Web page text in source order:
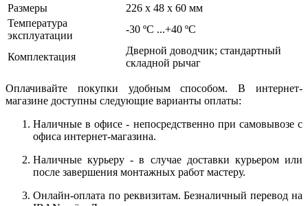
Размеры
226 x 48 x 60 мм
Температура
эксплуатации
-30 ºC ...+40 ºC
Комплектация
Дверной доводчик; стандартный
складной рычаг
Оплачивайте покупки удобным способом. В интернет-
магазине доступны следующие варианты оплаты:
Наличные в офисе - непосредственно при самовывозе с
офиса интернет-магазина.
Наличные курьеру - в случае доставки курьером или
после завершения монтажных работ мастеру.
Онлайн-оплата по реквизитам. Безналичный перевод на